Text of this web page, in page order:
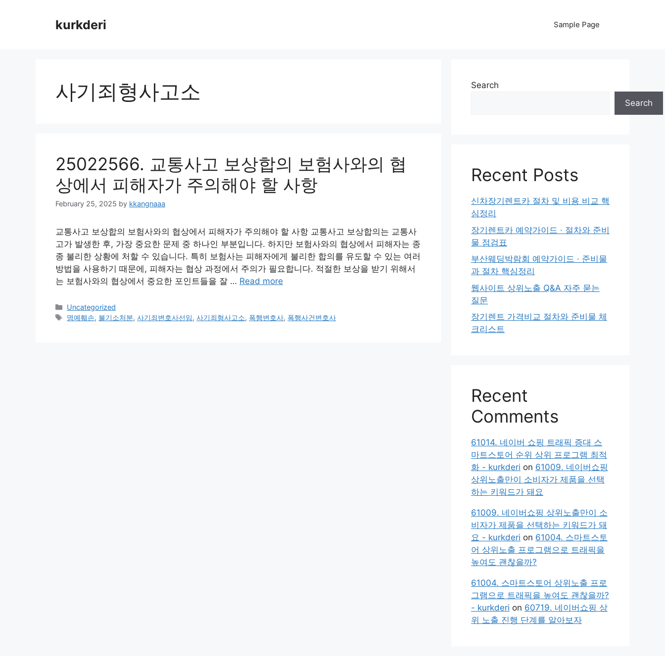
kurkderi Sample Page
사기죄형사고소
25022566. 교통사고 보상합의 보험사와의 협
상에서 피해자가 주의해야 할 사항
February 25, 2025 by kkangnaaa
교통사고 보상합의 보험사와의 협상에서 피해자가 주의해야 할 사항 교통사고 보상합의는 교통사
고가 발생한 후, 가장 중요한 문제 중 하나인 부분입니다. 하지만 보험사와의 협상에서 피해자는 종
종 불리한 상황에 처할 수 있습니다. 특히 보험사는 피해자에게 불리한 합의를 유도할 수 있는 여러
방법을 사용하기 때문에, 피해자는 협상 과정에서 주의가 필요합니다. 적절한 보상을 받기 위해서
는 보험사와의 협상에서 중요한 포인트들을 잘 … Read more
Categories
Uncategorized
Tags
명예훼손, 불기소처분,사기죄변호사선임,사기죄형사고소, 폭행변호사, 폭행사건변호사
Search
Search
Recent Posts
신차장기렌트카 절차 및 비용 비교 핵
심정리
장기렌트카 예약가이드 · 절차와 준비
물 점검표
부산웨딩박람회 예약가이드 · 준비물
과 절차 핵심정리
웹사이트 상위노출 Q&A 자주 묻는
질문
장기렌트 가격비교 절차와 준비물 체
크리스트
Recent
Comments
61014. 네이버 쇼핑 트래픽 증대 스
마트스토어 순위 상위 프로그램 최적
화 - kurkderi on 61009. 네이버쇼핑
상위노출만이 소비자가 제품을 선택
하는 키워드가 돼요
61009. 네이버쇼핑 상위노출만이 소
비자가 제품을 선택하는 키워드가 돼
요 - kurkderi on 61004. 스마트스토
어 상위노출 프로그램으로 트래픽을
높여도 괜찮을까?
61004. 스마트스토어 상위노출 프로
그램으로 트래픽을 높여도 괜찮을까?
- kurkderi on 60719. 네이버쇼핑 상
위 노출 진행 단계를 알아보자